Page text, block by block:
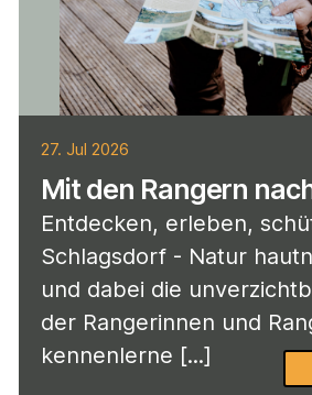
27. Jul 2026
Mit den Rangern
Entdecken, erleben,
Schlagsdorf - Natur
und dabei die
der Rangerinnen und
kennenlerne [...]